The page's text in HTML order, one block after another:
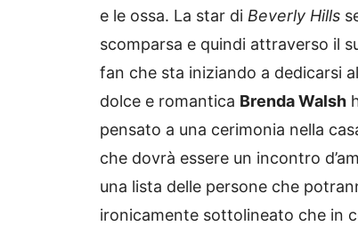
e le ossa. La star di Beverly Hills
scomparsa e quindi attraverso il
fan che sta iniziando a dedicarsi
dolce e romantica Brenda Walsh
pensato a una cerimonia nella
che dovrà essere un incontro
una lista delle persone che
ironicamente sottolineato che in